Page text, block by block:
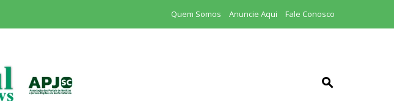
Quem Somos Anuncie Aqui Fale Conosco